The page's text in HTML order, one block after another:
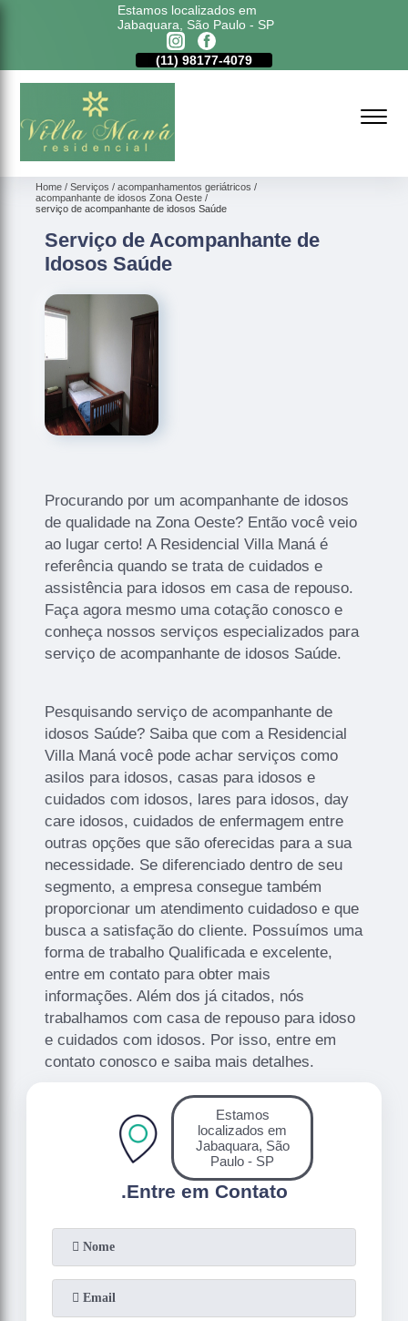
Estamos localizados em
Jabaquara, São Paulo - SP
(11) 98177-4079
Home Serviços
acompanhamentos geriátricos
acompanhante de idosos Zona Oeste
serviço de acompanhante de idosos Saúde
Serviço de Acompanhante de
Idosos Saúde
Procurando por um acompanhante de idosos
de qualidade na Zona Oeste? Então você veio
ao lugar certo! A Residencial Villa Maná é
referência quando se trata de cuidados e
assistência para idosos em casa de repouso.
Faça agora mesmo uma cotação conosco e
conheça nossos serviços especializados para
serviço de acompanhante de idosos Saúde.
Pesquisando serviço de acompanhante de
idosos Saúde? Saiba que com a Residencial
Villa Maná você pode achar serviços como
asilos para idosos, casas para idosos e
cuidados com idosos, lares para idosos, day
care idosos, cuidados de enfermagem entre
outras opções que são oferecidas para a sua
necessidade. Se diferenciado dentro de seu
segmento, a empresa consegue também
proporcionar um atendimento cuidadoso e que
busca a satisfação do cliente. Possuímos uma
forma de trabalho Qualificada e excelente,
entre em contato para obter mais
informações. Além dos já citados, nós
trabalhamos com casa de repouso para idoso
e cuidados com idosos. Por isso, entre em
contato conosco e saiba mais detalhes.
.Entre em Contato
Estamos
localizados em
Jabaquara, São
Paulo - SP